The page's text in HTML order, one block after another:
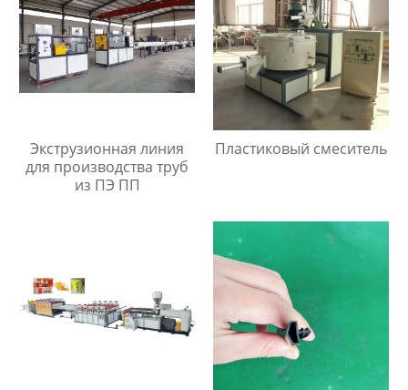
Экструзионная линия
для производства труб
из ПЭ ПП
Пластиковый смеситель